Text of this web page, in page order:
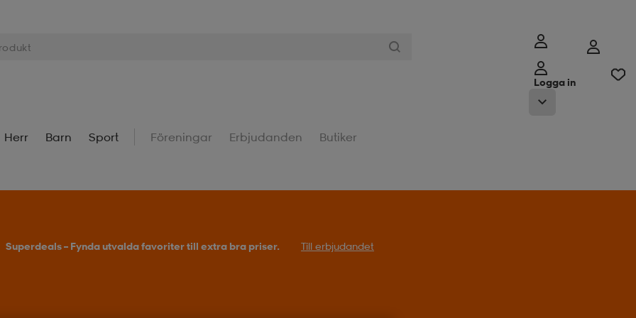
Logga in
Herr Barn Sport Föreningar Erbjudanden Butiker
Superdeals – Fynda utvalda favoriter till extra bra priser. Till erbjudandet